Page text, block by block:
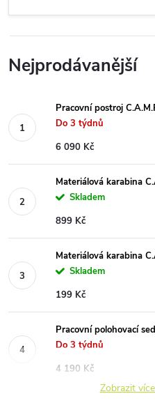
Nejprodávanější
Pracovní postroj
Do 3 týdnů
6 090 Kč
Materiálová karabina
Skladem
899 Kč
Materiálová karabina
Skladem
199 Kč
Pracovní polohovací
Do 3 týdnů
4 190 Kč
Zobrazit